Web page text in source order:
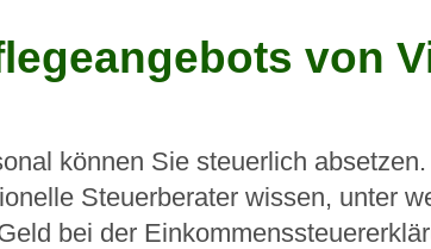
von
können Sie steuerlich
Steuerberater wissen, unter
bei der